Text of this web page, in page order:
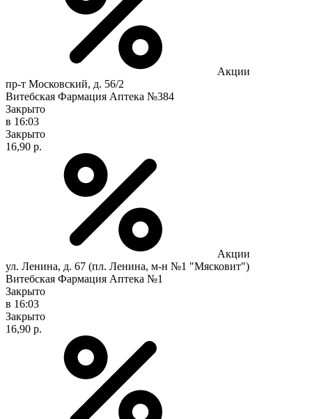
Акции
пр-т Московский, д. 56/2
Витебская Фармация Аптека №384
Закрыто
в 16:03
Закрыто
16,90 р.
Акции
ул. Ленина, д. 67 (пл. Ленина, м-н №1 "Мясковит")
Витебская Фармация Аптека №1
Закрыто
в 16:03
Закрыто
16,90 р.